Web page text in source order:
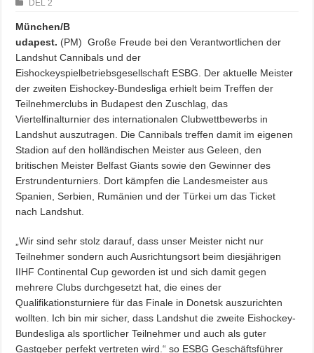
DEL 2
München/B
udapest. (PM) Große Freude bei den Verantwortlichen der
Landshut Cannibals und der
Eishockeyspielbetriebsgesellschaft ESBG. Der aktuelle Meister
der zweiten Eishockey-Bundesliga erhielt beim Treffen der
Teilnehmerclubs in Budapest den Zuschlag, das
Viertelfinalturnier des internationalen Clubwettbewerbs in
Landshut auszutragen. Die Cannibals treffen damit im eigenen
Stadion auf den holländischen Meister aus Geleen, den
britischen Meister Belfast Giants sowie den Gewinner des
Erstrundenturniers. Dort kämpfen die Landesmeister aus
Spanien, Serbien, Rumänien und der Türkei um das Ticket
nach Landshut.
„Wir sind sehr stolz darauf, dass unser Meister nicht nur
Teilnehmer sondern auch Ausrichtungsort beim diesjährigen
IIHF Continental Cup geworden ist und sich damit gegen
mehrere Clubs durchgesetzt hat, die eines der
Qualifikationsturniere für das Finale in Donetsk auszurichten
wollten. Ich bin mir sicher, dass Landshut die zweite Eishockey-
Bundesliga als sportlicher Teilnehmer und auch als guter
Gastgeber perfekt vertreten wird.“ so ESBG Geschäftsführer